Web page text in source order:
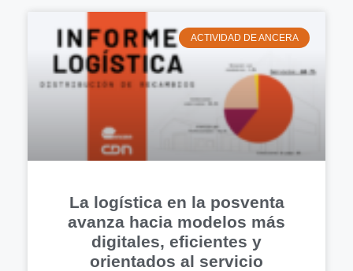
ACTIVIDAD DE ANCERA
La logística en la posventa
avanza hacia modelos más
digitales, eficientes y
orientados al servicio